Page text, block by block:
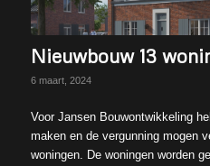
Nieuwbouw 13
6 maart, 2024
Voor Jansen Bouwontwikkeling
maken en de vergunning mogen
woningen. De woningen worden